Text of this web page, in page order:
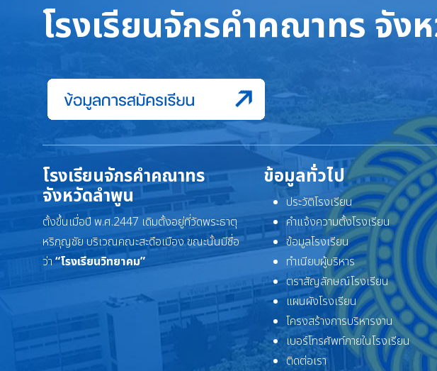
โรงเรียนจักรคำคณาทร จัง
โรงเรียนจักรคำคณาทร
จังหวัดลำพูน
ตั้งขึ้นเมื่อปี พ.ศ.2447 เดิมตั้งอยู่ที่วัดพระธาตุ
หริภุญชัย บริเวณคณะสะดือเมือง ขณะนั้นมีชื่อ
ว่า“โรงเรียนวิทยาคม”
ข้อมูลทั่วไป
ประวัติโรงเรียน
คำแจ้งความตั้งโรงเรียน
ข้อมูลโรงเรียน
ทำเนียบผู้บริหาร
ตราสัญลักษณ์โรงเรียน
แผนผังโรงเรียน
โครงสร้างการบริหารงาน
เบอร์โทรศัพท์ภายในโรงเรียน
ติดต่อเรา